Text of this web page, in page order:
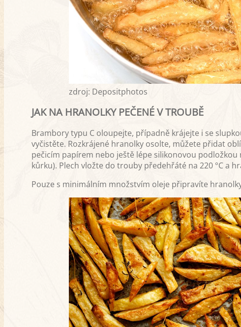
zdroj: Depositphotos
JAK NA HRANOLKY PEČENÉ V TROUBĚ
Brambory typu C oloupejte, případně krájejte i se
vyčistěte. Rozkrájené hranolky osolte, můžete přidat
pečicím papírem nebo ještě lépe silikonovou
kůrku). Plech vložte do trouby předehřáté na 220 °C a
Pouze s minimálním množstvím oleje připravíte